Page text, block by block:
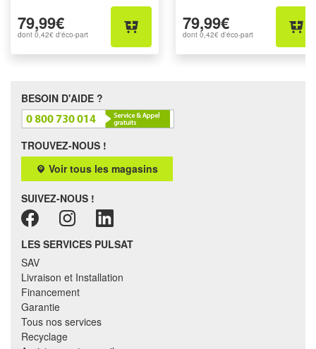
79,99€
dont 0,42€ d'éco-part
79,99€
dont 0,42€ d'éco-part
BESOIN D'AIDE ?
TROUVEZ-NOUS !
Voir tous les magasins
SUIVEZ-NOUS !
LES SERVICES PULSAT
SAV
Livraison et Installation
Financement
Garantie
Tous nos services
Recyclage